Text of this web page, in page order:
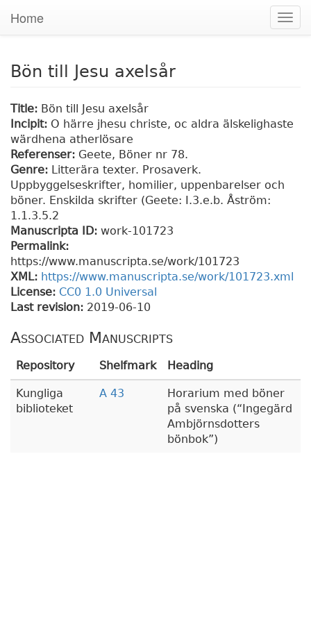
Home
Bön till Jesu axelsår
Title: Bön till Jesu axelsår
Incipit: O härre jhesu christe, oc aldra älskelighaste
wärdhena atherlösare
Referenser: Geete, Böner nr 78.
Genre: Litterära texter. Prosaverk.
Uppbyggelseskrifter, homilier, uppenbarelser och
böner. Enskilda skrifter (Geete: I.3.e.b. Åström:
1.1.3.5.2
Manuscripta ID: work-101723
Permalink:
https://www.manuscripta.se/work/101723
XML: https://www.manuscripta.se/work/101723.xml
License: CC0 1.0 Universal
Last revision: 2019-06-10
Associated Manuscripts
Repository Shelfmark Heading
Kungliga
biblioteket
A 43
Horarium med böner
på svenska ( Ingegärd
Ambjörnsdotters
bönbok )